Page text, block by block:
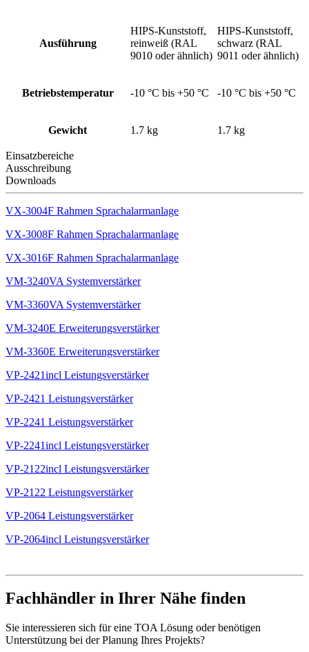
Ausführung
HIPS-Kunststoff,
reinweiß (RAL
9010 oder ähnlich)
HIPS-Kunststoff,
schwarz (RAL
9011 oder ähnlich)
Betriebstemperatur -10 °C bis +50 °C -10 °C bis +50 °C
Gewicht 1.7 kg 1.7 kg
Einsatzbereiche
Ausschreibung
Downloads
VX-3004F Rahmen Sprachalarmanlage
VX-3008F Rahmen Sprachalarmanlage
VX-3016F Rahmen Sprachalarmanlage
VM-3240VA Systemverstärker
VM-3360VA Systemverstärker
VM-3240E Erweiterungsverstärker
VM-3360E Erweiterungsverstärker
VP-2421incl Leistungsverstärker
VP-2421 Leistungsverstärker
VP-2241 Leistungsverstärker
VP-2241incl Leistungsverstärker
VP-2122incl Leistungsverstärker
VP-2122 Leistungsverstärker
VP-2064 Leistungsverstärker
VP-2064incl Leistungsverstärker
Fachhändler in Ihrer Nähe finden
Sie interessieren sich für eine TOA Lösung oder benötigen
Unterstützung bei der Planung Ihres Projekts?